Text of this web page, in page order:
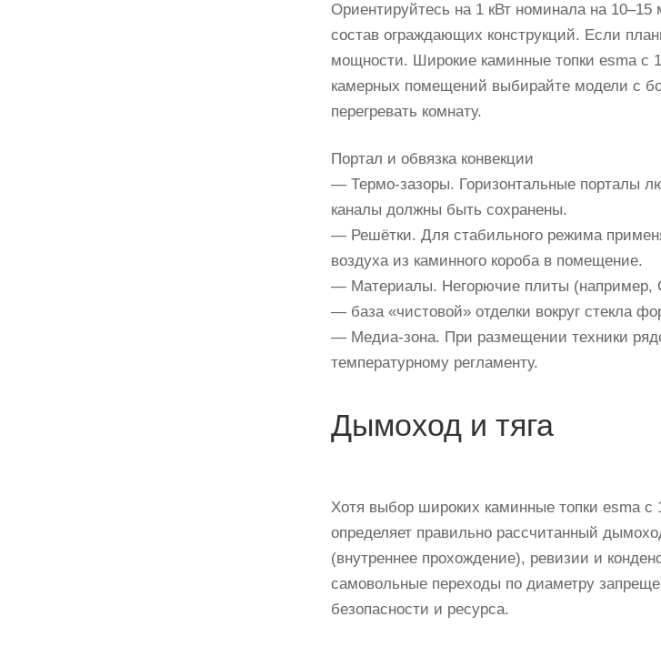
Ориентируйтесь на 1 кВт номинала на
состав ограждающих конструкций. Если
мощности. Широкие каминные топки esma с
камерных помещений выбирайте модели с
перегревать комнату.
Портал и обвязка конвекции
— Термо-зазоры. Горизонтальные порталы
каналы должны быть сохранены.
— Решётки. Для стабильного режима
воздуха из каминного короба в помещение.
— Материалы. Негорючие плиты (например,
— база «чистовой» отделки вокруг стекла
— Медиа-зона. При размещении техники
температурному регламенту.
Дымоход и тяга
Хотя выбор широких каминные топки esma с
определяет правильно рассчитанный
(внутреннее прохождение), ревизии и
самовольные переходы по диаметру
безопасности и ресурса.